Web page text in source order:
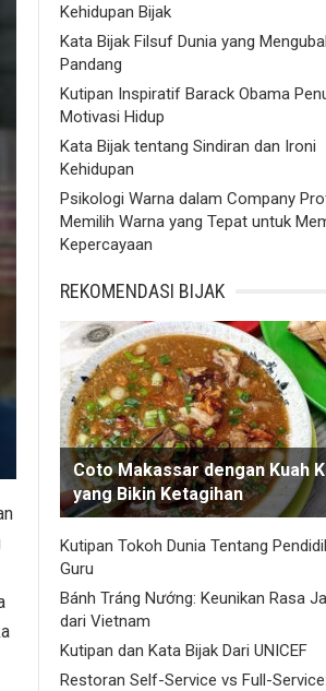
Kehidupan Bijak
Kata Bijak Filsuf Dunia yang
Pandang
Kutipan Inspiratif Barack Obama
Motivasi Hidup
Kata Bijak tentang Sindiran dan Ironi
Kehidupan
Psikologi Warna dalam Company
Memilih Warna yang Tepat untuk
Kepercayaan
REKOMENDASI BIJAK
Coto Makassar dengan Kuah
yang Bikin Ketagihan
Kutipan Tokoh Dunia Tentang
Guru
Bánh Tráng Nướng: Keunikan Rasa
dari Vietnam
Kutipan dan Kata Bijak Dari UNICEF
Restoran Self-Service vs Full-